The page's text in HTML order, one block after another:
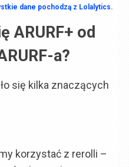
dane pochodzą z Lolalytics.
ARURF+ od
a?
się kilka znaczących
korzystać z rerolli –